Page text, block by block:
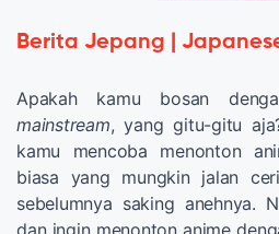
Berita Jepang |
Apakah kamu bosan
mainstream, yang gitu-gitu
kamu mencoba menonton
biasa yang mungkin jalan
sebelumnya saking anehnya.
dan ingin menonton anime